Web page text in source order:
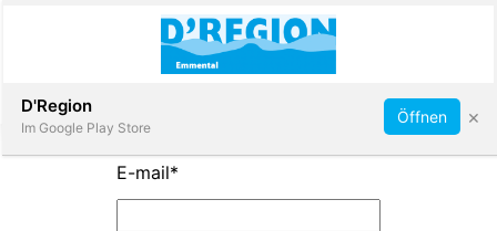
Abonnieren
E-mail*
D'Region
Im Google Play Store
Öffnen ×